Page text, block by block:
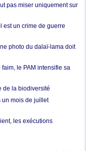
pas miser uniquement sur
est un crime de guerre
photo du dalaï-lama doit
le PAM intensifie sa
de la biodiversité
un mois de juillet
les exécutions